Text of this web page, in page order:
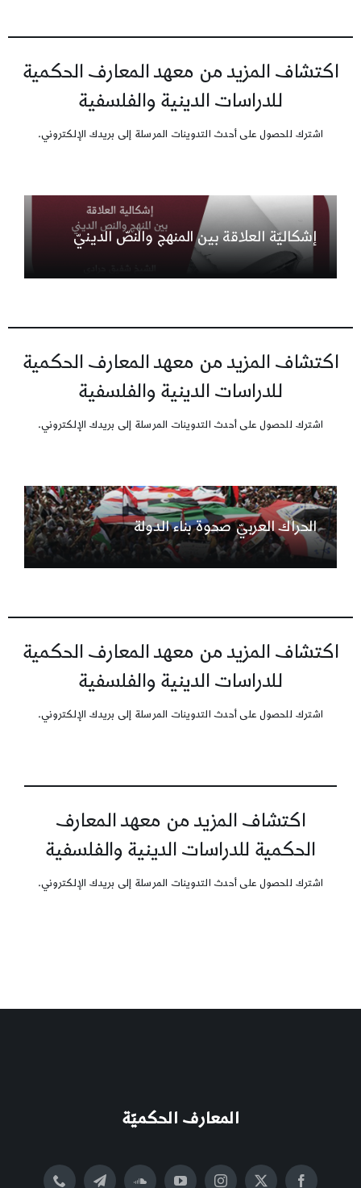
اكتشاف المزيد من معهد المعارف الحكمية
للدراسات الدينية والفلسفية
اشترك للحصول على أحدث التدوينات المرسلة إلى بريدك الإلكتروني.
إشكاليّة العلاقة بين المنهج والنصّ الدينيّ
اكتشاف المزيد من معهد المعارف الحكمية
للدراسات الدينية والفلسفية
اشترك للحصول على أحدث التدوينات المرسلة إلى بريدك الإلكتروني.
الحراك العربيّ صحوة بناء الدولة
اكتشاف المزيد من معهد المعارف الحكمية
للدراسات الدينية والفلسفية
اشترك للحصول على أحدث التدوينات المرسلة إلى بريدك الإلكتروني.
اكتشاف المزيد من معهد المعارف
الحكمية للدراسات الدينية والفلسفية
اشترك للحصول على أحدث التدوينات المرسلة إلى بريدك الإلكتروني.
المعارف الحكميّة